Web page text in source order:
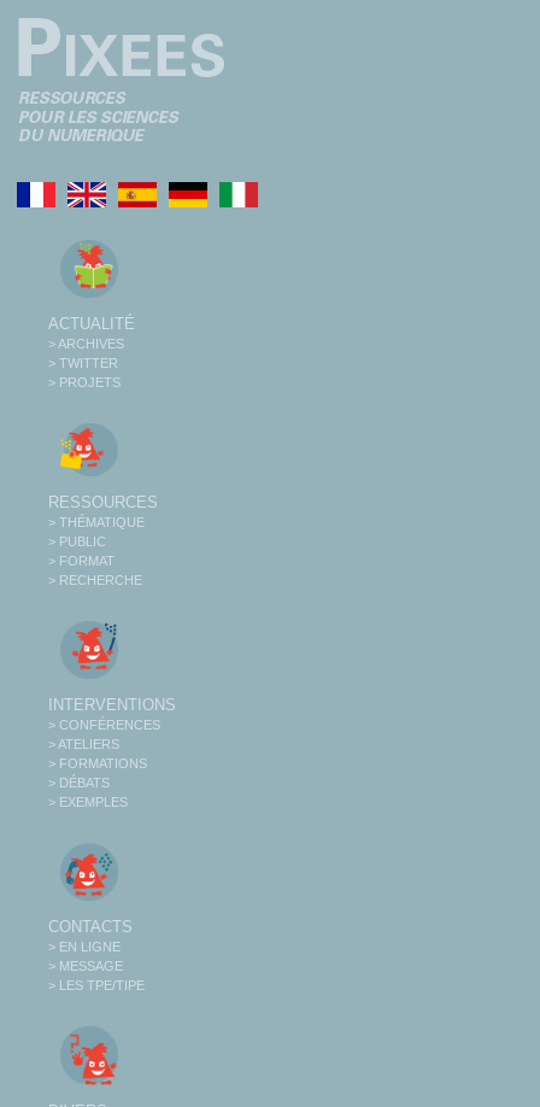
ACTUALITÉ
> ARCHIVES
> TWITTER
> PROJETS
RESSOURCES
> THÉMATIQUE
> PUBLIC
> FORMAT
> RECHERCHE
INTERVENTIONS
> CONFÉRENCES
> ATELIERS
> FORMATIONS
> DÉBATS
> EXEMPLES
CONTACTS
> EN LIGNE
> MESSAGE
> LES TPE/TIPE